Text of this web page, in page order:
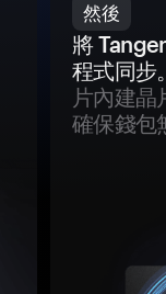
然後
將
程式同步
片內建晶
確保錢包